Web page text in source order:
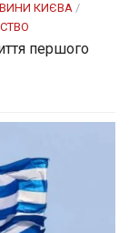
КИЄВА /
першого